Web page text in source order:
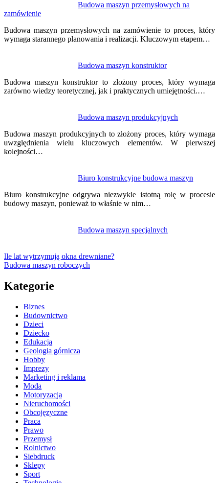
Budowa maszyn przemysłowych na
zamówienie
Budowa maszyn przemysłowych na zamówienie to proces, który
wymaga starannego planowania i realizacji. Kluczowym etapem…
Budowa maszyn konstruktor
Budowa maszyn konstruktor to złożony proces, który wymaga
zarówno wiedzy teoretycznej, jak i praktycznych umiejętności.…
Budowa maszyn produkcyjnych
Budowa maszyn produkcyjnych to złożony proces, który wymaga
uwzględnienia wielu kluczowych elementów. W pierwszej
kolejności…
Biuro konstrukcyjne budowa maszyn
Biuro konstrukcyjne odgrywa niezwykle istotną rolę w procesie
budowy maszyn, ponieważ to właśnie w nim…
Budowa maszyn specjalnych
wpisu
Ile lat wytrzymują okna drewniane?
Budowa maszyn roboczych
Kategorie
Biznes
Budownictwo
Dzieci
Dziecko
Edukacja
Geologia górnicza
Hobby
Imprezy
Marketing i reklama
Moda
Motoryzacja
Nieruchomości
Obcojęzyczne
Praca
Prawo
Przemysł
Rolnictwo
Siebdruck
Sklepy
Sport